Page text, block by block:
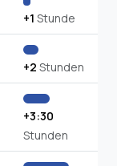
+1 Stunde
+2 Stunden
+3:30
Stunden